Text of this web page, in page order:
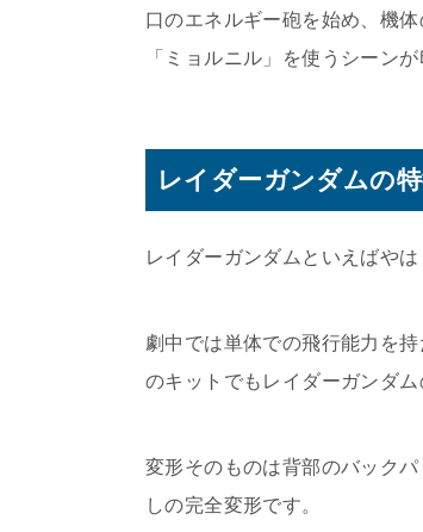
口のエネルギー砲を始め、機
「ミョルニル」を使うシーン
レイダーガンダムの
レイダーガンダムといえばや
劇中では単体での飛行能力を
のキットでもレイダーガンダム
変形そのものは背部のバック
しの完全変形です。